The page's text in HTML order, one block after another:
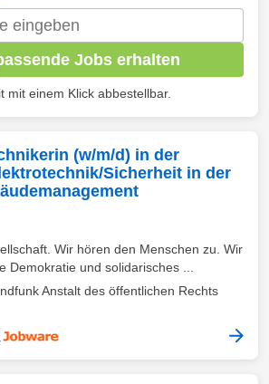
Jobs erhalten
mit einem Klick abbestellbar.
(w/m/d) in der
Sicherheit in der
Wir hören den Menschen zu. Wir
Demokratie und solidarisches ...
Anstalt des öffentlichen Rechts